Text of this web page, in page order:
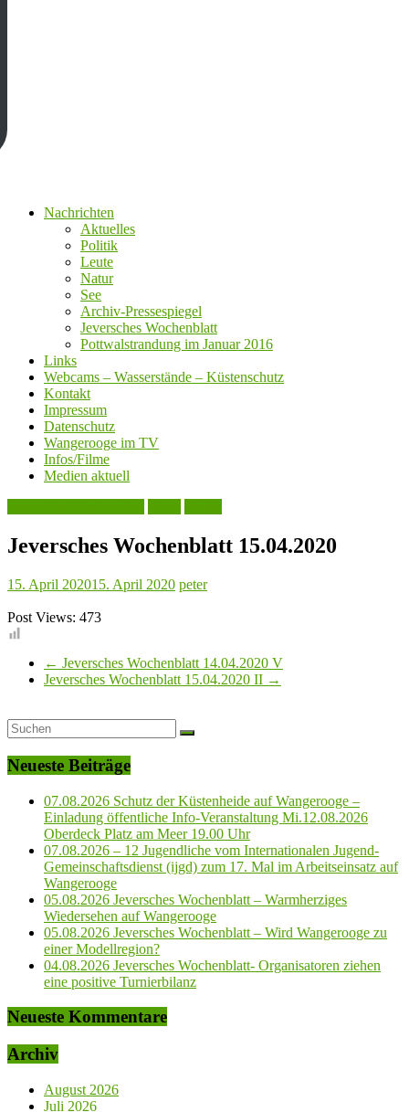
Nachrichten
Aktuelles
Politik
Leute
Natur
See
Archiv-Pressespiegel
Jeversches Wochenblatt
Pottwalstrandung im Januar 2016
Links
Webcams – Wasserstände – Küstenschutz
Kontakt
Impressum
Datenschutz
Wangerooge im TV
Infos/Filme
Medien aktuell
Jeversches Wochenblatt 15.04.2020
15. April 202015. April 2020 peter
Post Views: 473
← Jeversches Wochenblatt 14.04.2020 V
Jeversches Wochenblatt 15.04.2020 II →
Neueste Beiträge
07.08.2026 Schutz der Küstenheide auf Wangerooge –
Einladung öffentliche Info-Veranstaltung Mi.12.08.2026
Oberdeck Platz am Meer 19.00 Uhr
07.08.2026 – 12 Jugendliche vom Internationalen Jugend-
Gemeinschaftsdienst (ijgd) zum 17. Mal im Arbeitseinsatz auf
Wangerooge
05.08.2026 Jeversches Wochenblatt – Warmherziges
Wiedersehen auf Wangerooge
05.08.2026 Jeversches Wochenblatt – Wird Wangerooge zu
einer Modellregion?
04.08.2026 Jeversches Wochenblatt- Organisatoren ziehen
eine positive Turnierbilanz
Neueste Kommentare
Archiv
August 2026
Juli 2026